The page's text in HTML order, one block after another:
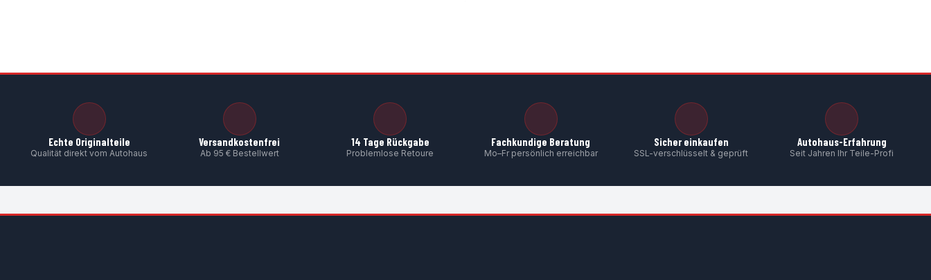
Echte Originalteile
Qualität direkt vom Autohaus
Versandkostenfrei
Ab 95 € Bestellwert
14 Tage Rückgabe
Problemlose Retoure
Fachkundige Beratung
Mo–Fr persönlich erreichbar
Sicher einkaufen
SSL-verschlüsselt & geprüft
Autohaus-Erfahrung
Seit Jahren Ihr Teile-Profi